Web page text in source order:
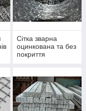
Сітка зварна
оцинкована та без
покриття